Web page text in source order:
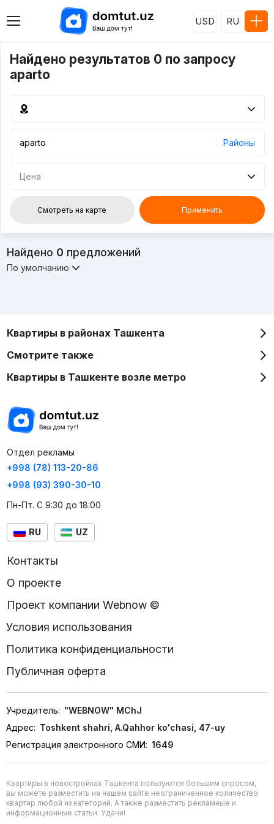
USD RU
Найдено результатов 0 по запросу
aparto
Районы
Цена
Смотреть на карте Применить
Найдено 0 предложений
По умолчанию
Квартиры в районах Ташкента
Смотрите также
Квартиры в Ташкенте возле метро
Отдел рекламы
+998 (78) 113-20-86
+998 (93) 390-30-10
Пн-Пт. С 9:30 до 18:00
RU UZ
Контакты
О проекте
Проект компании Webnow ©
Условия использования
Политика конфиденциальности
Публичная оферта
Учредитель: "WEBNOW" MChJ
Адрес: Toshkent shahri, A.Qahhor ko'chasi, 47-uy
Регистрация электронного СМИ: 1649
Квартиры в новостройках Ташкента пользуются большим спросом,
вы можете разместить на нашем сайте неограниченное количество
квартир любой из категорий. А также разместить рекламные и
информационные статьи. Удачи!